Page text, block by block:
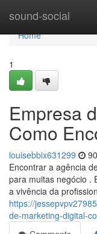
sound-social
Home
Home
1
Empresa
Como
louisebbix631299
Encontrar a agência
para muitas negócio .
a vivência da
https://
de-marketing-digital-